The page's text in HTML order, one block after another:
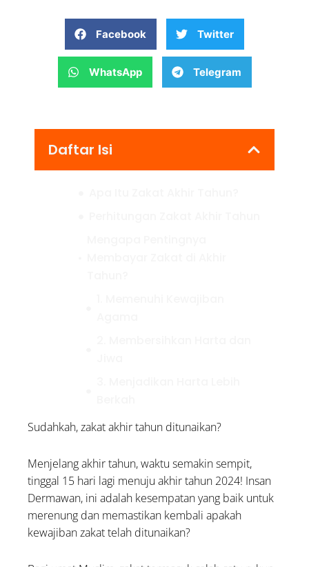
Facebook Twitter
WhatsApp Telegram
Daftar Isi
4. Memberikan Bantuan
Doa Sebelum Bekerja agar
Diberi Kelancaran dan
Kemudahan
Jelang Kemerdekaan RI,
Ketahui 5 Dalil Cinta Tanah
Sudahkah, zakat akhir tahun ditunaikan?
Menjelang akhir tahun, waktu semakin sempit,
tinggal 15 hari lagi menuju akhir tahun 2024! Insan
Dermawan, ini adalah kesempatan yang baik untuk
merenung dan memastikan kembali apakah
kewajiban zakat telah ditunaikan?